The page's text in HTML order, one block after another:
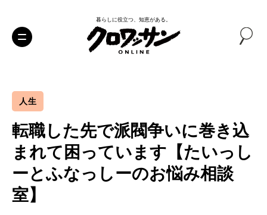
暮らしに役立つ、知恵がある。
人生
転職した先で派閥争いに巻き込
まれて困っています【たいっし
ーとふなっしーのお悩み相談
室】